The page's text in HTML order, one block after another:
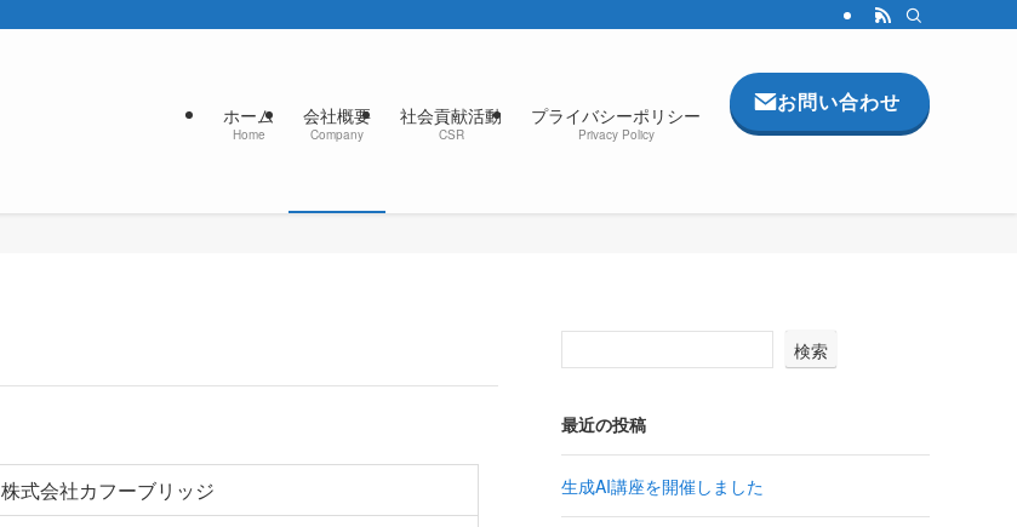
ホーム
Home
会社概要
Company
社会貢献活動
CSR
プライバシーポリシー
Privacy Policy
お問い合わせ
株式会社カフーブリッジ
検索
最近の投稿
生成AI講座を開催しました